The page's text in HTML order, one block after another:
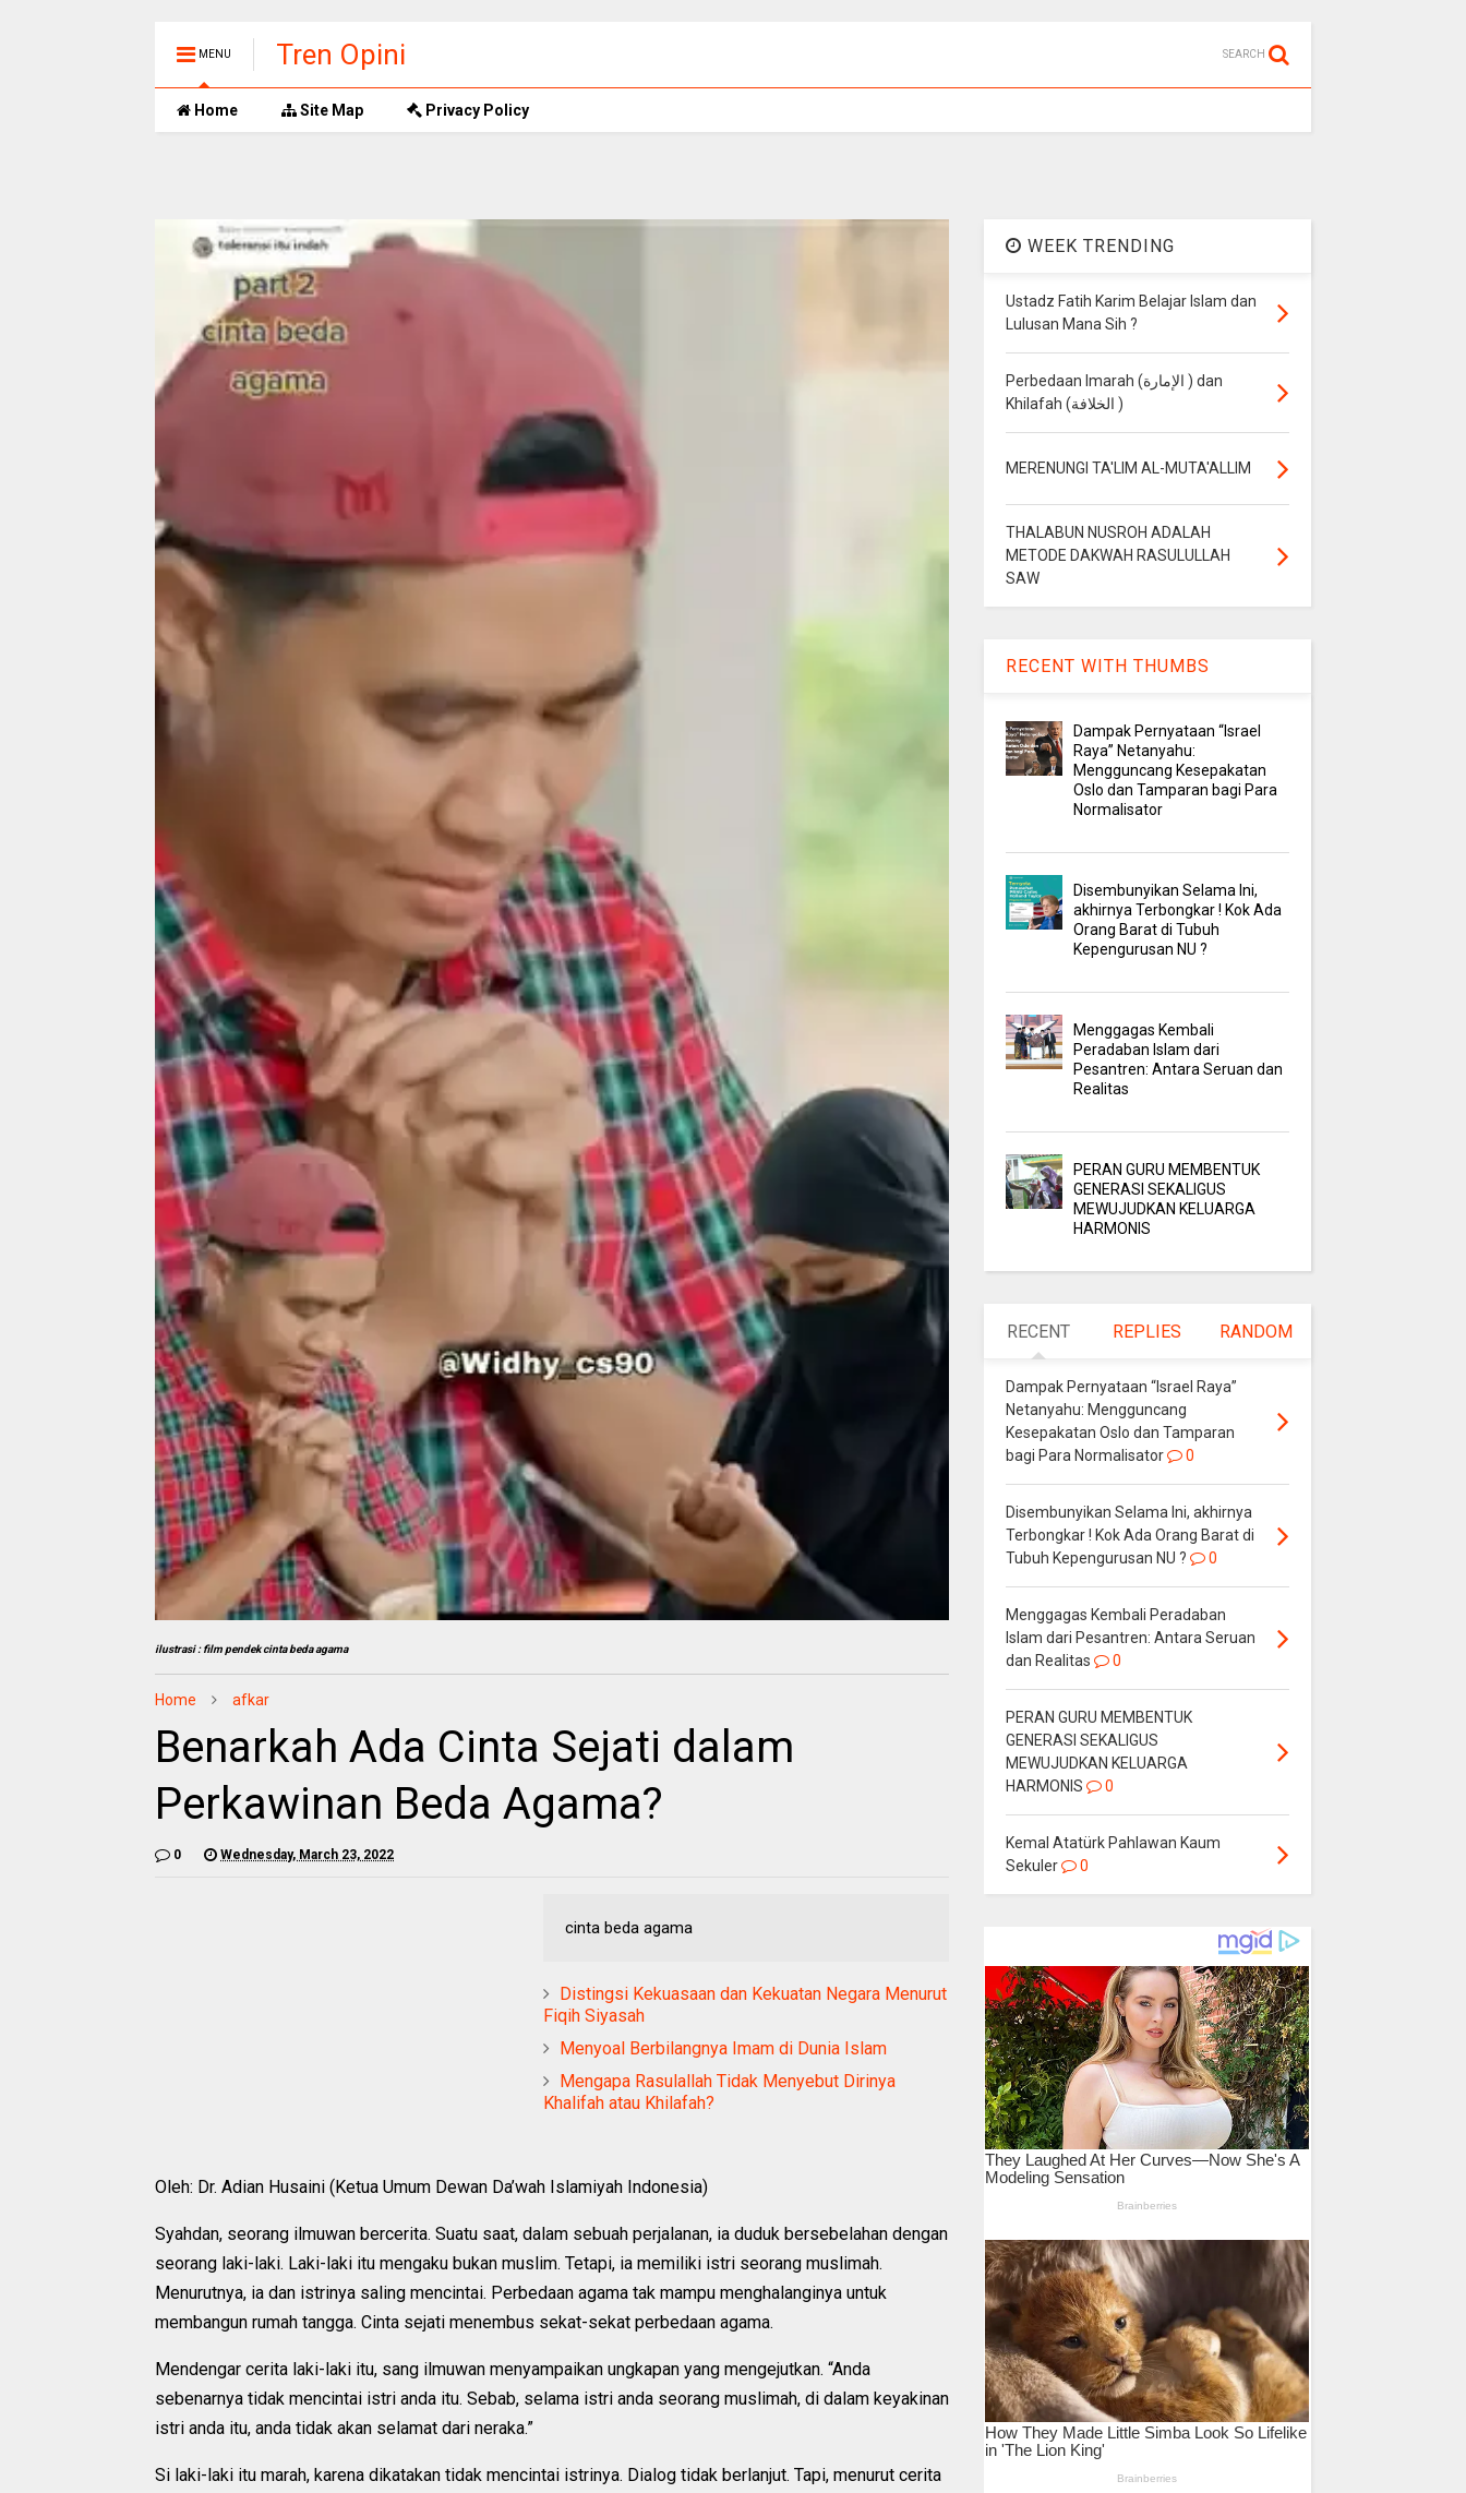
MENU Tren Opini SEARCH
Home Site Map Privacy Policy
ilustrasi : film pendek cinta beda agama
Home afkar
Benarkah Ada Cinta Sejati dalam
Perkawinan Beda Agama?
0 Wednesday, March 23, 2022
cinta beda agama
Distingsi Kekuasaan dan Kekuatan Negara Menurut
Fiqih Siyasah
Menyoal Berbilangnya Imam di Dunia Islam
Mengapa Rasulallah Tidak Menyebut Dirinya
Khalifah atau Khilafah?
Oleh: Dr. Adian Husaini (Ketua Umum Dewan Da’wah Islamiyah Indonesia)
Syahdan, seorang ilmuwan bercerita. Suatu saat, dalam sebuah perjalanan, ia duduk bersebelahan dengan
seorang laki-laki. Laki-laki itu mengaku bukan muslim. Tetapi, ia memiliki istri seorang muslimah.
Menurutnya, ia dan istrinya saling mencintai. Perbedaan agama tak mampu menghalanginya untuk
membangun rumah tangga. Cinta sejati menembus sekat-sekat perbedaan agama.
Mendengar cerita laki-laki itu, sang ilmuwan menyampaikan ungkapan yang mengejutkan. “Anda
sebenarnya tidak mencintai istri anda itu. Sebab, selama istri anda seorang muslimah, di dalam keyakinan
istri anda itu, anda tidak akan selamat dari neraka.”
Si laki-laki itu marah, karena dikatakan tidak mencintai istrinya. Dialog tidak berlanjut. Tapi, menurut cerita
WEEK TRENDING
Ustadz Fatih Karim Belajar Islam dan
Lulusan Mana Sih ?
Perbedaan Imarah (الإمارة ) dan
Khilafah (الخلافة )
MERENUNGI TA'LIM AL-MUTA'ALLIM
THALABUN NUSROH ADALAH
METODE DAKWAH RASULULLAH
SAW
RECENT WITH THUMBS
Dampak Pernyataan “Israel
Raya” Netanyahu:
Mengguncang Kesepakatan
Oslo dan Tamparan bagi Para
Normalisator
Disembunyikan Selama Ini,
akhirnya Terbongkar ! Kok Ada
Orang Barat di Tubuh
Kepengurusan NU ?
Menggagas Kembali
Peradaban Islam dari
Pesantren: Antara Seruan dan
Realitas
PERAN GURU MEMBENTUK
GENERASI SEKALIGUS
MEWUJUDKAN KELUARGA
HARMONIS
RECENT REPLIES RANDOM
Dampak Pernyataan “Israel Raya”
Netanyahu: Mengguncang
Kesepakatan Oslo dan Tamparan
bagi Para Normalisator
0
Disembunyikan Selama Ini, akhirnya
Terbongkar ! Kok Ada Orang Barat di
Tubuh Kepengurusan NU ?
0
Menggagas Kembali Peradaban
Islam dari Pesantren: Antara Seruan
dan Realitas
0
PERAN GURU MEMBENTUK
GENERASI SEKALIGUS
MEWUJUDKAN KELUARGA
HARMONIS
0
Kemal Atatürk Pahlawan Kaum
Sekuler
0